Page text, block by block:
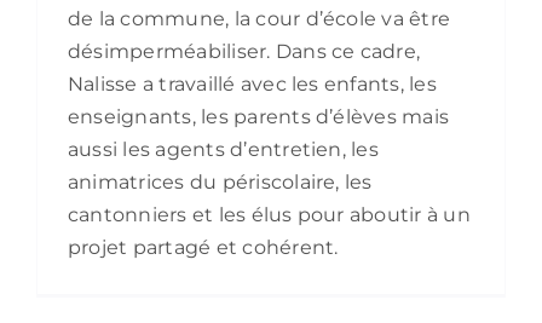
de la commune, la cour d’école va être
désimperméabiliser. Dans ce cadre,
Nalisse a travaillé avec les enfants, les
enseignants, les parents d’élèves mais
aussi les agents d’entretien, les
animatrices du périscolaire, les
cantonniers et les élus pour aboutir à un
projet partagé et cohérent.